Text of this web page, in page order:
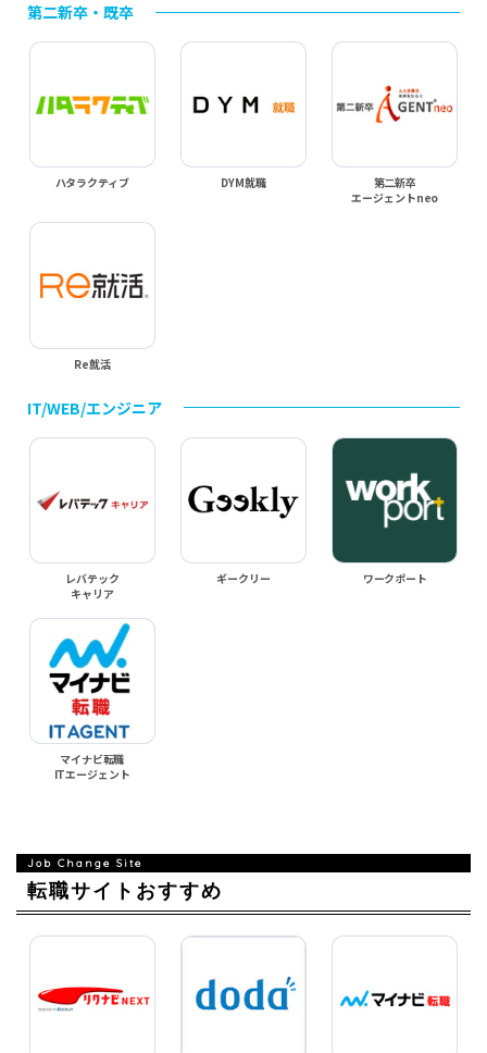
第二新卒・既卒
ハタラクティブ DYM就職
第二新卒
エージェントneo
Re就活
IT/WEB/エンジニア
レバテック
キャリア
ギークリー ワークポート
マイナビ転職
ITエージェント
転職サイトおすすめ